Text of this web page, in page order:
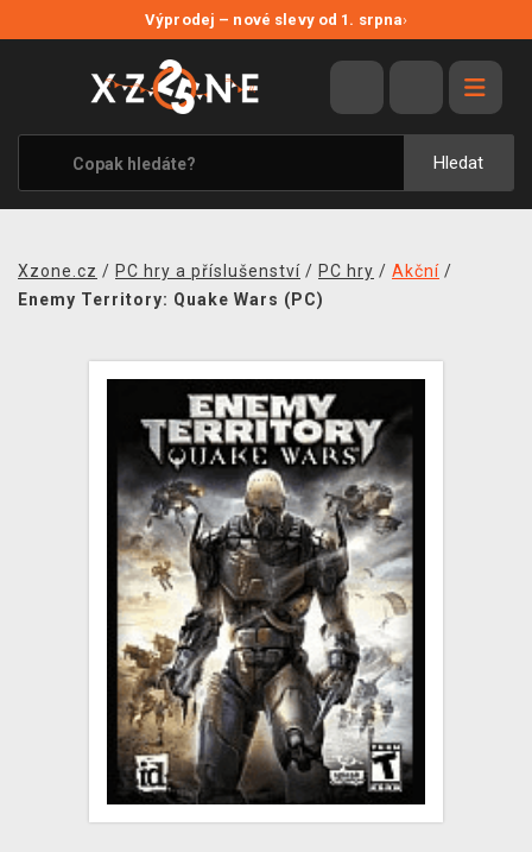
Výprodej – nové slevy od 1. srpna›
Hledat
VÝPRODEJ
VIDEOHRY
XZONE ORIGINALS
TÉMATIKY
MERCHANDISE
PRODEJNY
DOPRAVA
XZONE KLUB
TCG & BOARDGAME HUB
VÝKUP HER (BAZAR)
Xzone.cz / PC hry a příslušenství / PC hry / Akční /
Enemy Territory: Quake Wars (PC)